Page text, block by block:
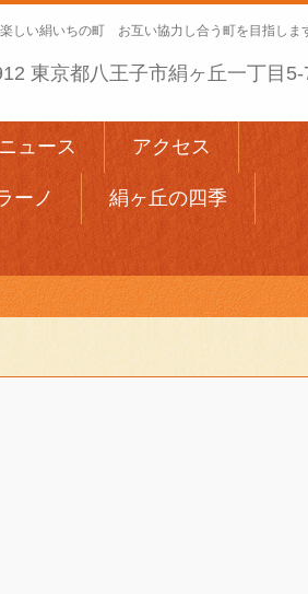
しい絹いちの町 お互い協力し合う町を目指しま
東京都八王子市絹ヶ丘一丁目5-
ュース アクセス
ーノ 絹ヶ丘の四季